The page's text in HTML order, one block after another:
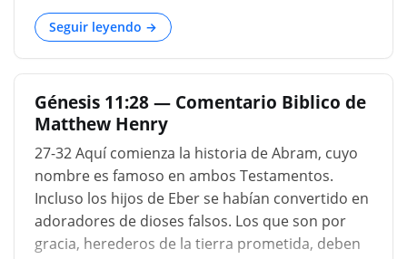
la luna, y c
para inventar fábulas, pretenden que él y su
hermano Abram fueron arrojados por los
caldeos al fuego porque evitaban la idolatría;
pero que Abram escapó gracias a la constancia
de su fe. Sin embargo, el capítulo veinticuatro de
Josué (Josué 24:1), que he citado antes, declara
abiertamente que toda esta familia estaba
igualmente infectada de superstición que el país
mismo. Confieso, de hecho, que el nombre Ur
proviene de fuego: sin embargo, los nombres
suelen asignarse a ciudades ya sea por su
Seguir leyendo →
Génesis 11:28 — Comentario Biblico de
Matthew Henry
27-32 Aquí comienza la historia de Abram, cuyo
nombre es famoso en ambos Testamentos.
Incluso los hijos de Eber se habían convertido en
adoradores de dioses falsos. Los que son por
gracia, herederos de la tierra prometida, deben